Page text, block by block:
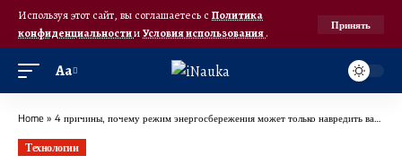
Используя этот сайт, вы соглашаетесь с Политика
конфиденциальностииУсловия использования.
Принять
Аа
Home » 4 причины, почему режим энергосбережения может только навредить вашему телефону
Технологии